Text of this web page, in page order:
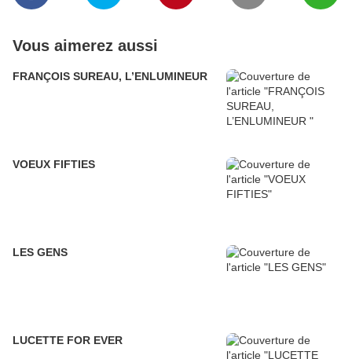
Vous aimerez aussi
FRANÇOIS SUREAU, L’ENLUMINEUR
VOEUX FIFTIES
LES GENS
LUCETTE FOR EVER